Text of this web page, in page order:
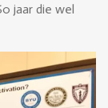
jaar die wel